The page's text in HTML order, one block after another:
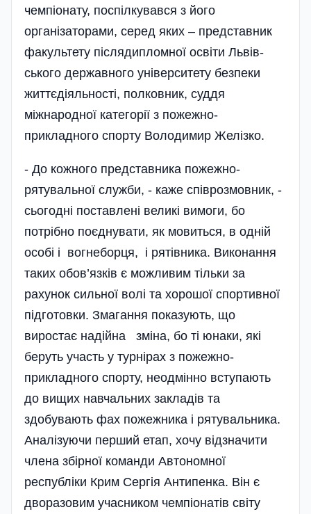
чемпіонату, поспілкувався з його
організаторами, серед яких – представник
факультету післядипломної освіти Львів­
ського державного університету безпеки
життєдіяльності, полковник, суддя
міжнародної категорії з пожежно-
прикладного спорту Володимир Желізко.
- До кожного представника пожежно-
рятувальної служби, - каже співрозмовник, -
сьогодні поставлені великі вимоги, бо
потрібно поєднувати, як мовиться, в одній
особі і вогнеборця, і рятівника. Виконання
таких обов’язків є можливим тільки за
рахунок сильної волі та хорош­ої спортивної
підготовки. Змагання показують, що
виростає надійна зміна, бо ті юнаки, які
беруть участь у турнірах з пожежно-
прикладного спорту, неодмінно вступають
до вищих навчальних закладів та
здобувають фах пожежника і рятувальника.
Аналізуючи перший етап, хочу відзначити
члена збірної команди Автономної
республіки Крим Сергія Антипенка. Він є
дворазовим учасником чемпіонатів світу